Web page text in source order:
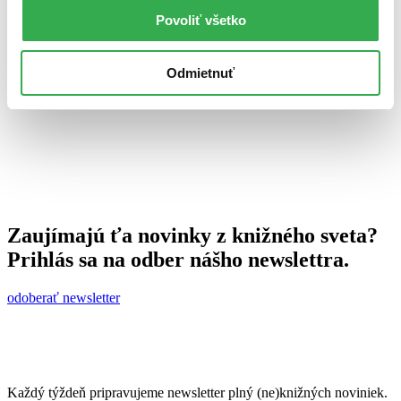
Povoliť všetko
Odmietnuť
Ján Švihra
12. augusta 2010
Zaujímajú ťa novinky z knižného sveta?
Prihlás sa na odber nášho newslettra.
odoberať newsletter
Každý týždeň pripravujeme newsletter plný (ne)knižných noviniek.